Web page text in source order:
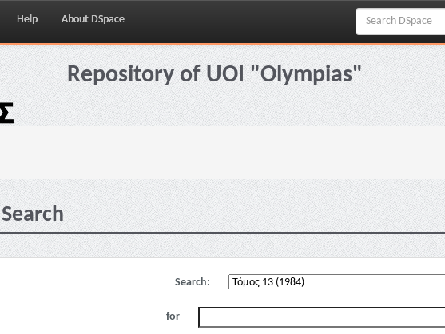
Help About DSpace
Repository of UOI "Olympias"
Search
Search:
for